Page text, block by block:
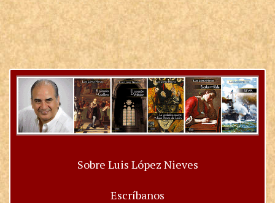
Sobre Luis López Nieves
Escríbanos